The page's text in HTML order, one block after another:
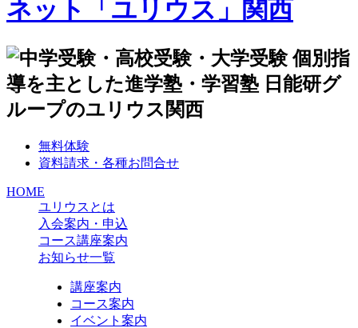
無料体験
資料請求・各種お問合せ
HOME
ユリウスとは
入会案内・申込
コース講座案内
お知らせ一覧
講座案内
コース案内
イベント案内